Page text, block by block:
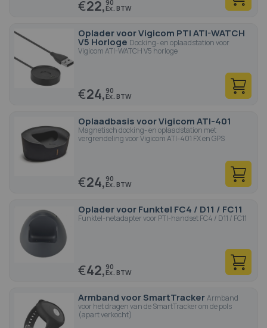
€22,90
Oplader voor Vigicom PTI ATI-WATCH
V5 Horloge Docking- en oplaadstation voor
Vigicom ATI-WATCH V5 horloge
€24,90
Oplaadbasis voor Vigicom ATI-401
Magnetisch docking- en oplaadstation met
vergrendeling voor Vigicom ATI-401 FX en GPS
€24,90
Oplader voor Funktel FC4 / D11 / FC11
Funktel-netadapter voor PTI-handset FC4 / D11 / FC11
€42,90
Armband voor SmartTrackerArmband
voor het dragen van de SmartTracker om de pols
(apart verkocht)